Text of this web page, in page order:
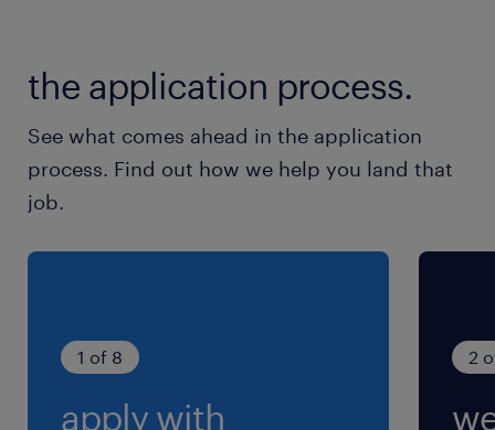
（1）6:50-15:00（実働6時間50分・休憩80分）
分）
（3）21:50-7:00（実働7時間50分・休憩80分）
※4直3交代
交通費
※交通費の支給あり
the application process.
See what comes ahead in the application
process. Find out how we help you land that
job.
1 of 8
apply with
2